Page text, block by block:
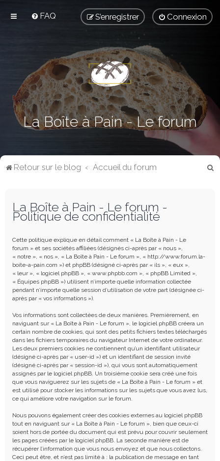
FAQ Connexion
S’enregistrer
La Boîte à Pain - Le forum
Retour sur le blog Accueil du forum
La Boîte à Pain - Le forum -
Politique de confidentialité
Cette politique explique en détail comment « La Boîte à Pain - Le
forum » et ses sociétés affiliées (désignés ci-après par « nous »,
« notre », « nos », « La Boîte à Pain - Le forum », « http://www.forum.la-
boite-a-pain.com ») et phpBB (désigné ci-après par « ils », « eux »,
« leur », « logiciel phpBB », « www.phpbb.com », « phpBB Limited »,
« Équipes phpBB ») utilisent n’importe quelle information collectée
pendant n’importe quelle session d’utilisation de votre part (désignée ci-
après par « vos informations »).
Vos informations sont collectées de deux manières. Premièrement, en
naviguant sur « La Boîte à Pain - Le forum », le logiciel phpBB créera un
certain nombre de cookies, qui sont des petits fichiers textes téléchargés
dans les fichiers temporaires du navigateur Internet de votre ordinateur.
Les deux premiers cookies ne contiennent qu’un identifiant utilisateur
(désigné ci-après par « user-id ») et un identifiant de session invité
(désigné ci-après par « session-id »), qui vous sont automatiquement
assignés par le logiciel phpBB. Un troisième cookie sera créé une fois
que vous naviguerez sur les sujets de « La Boîte à Pain - Le forum » et
est utilisé pour stocker les informations sur les sujets que vous avez lus,
ce qui améliore votre navigation sur le forum.
Nous pouvons également créer des cookies externes au logiciel phpBB
tout en naviguant sur « La Boîte à Pain - Le forum », bien que ceux-ci
soient hors de portée du document qui est prévu pour couvrir seulement
les pages créées par le logiciel phpBB. La seconde manière est de
récupérer l’information que vous nous envoyez et que nous collectons.
Ceci peut être, et n’est pas limité à : la publication de message en tant